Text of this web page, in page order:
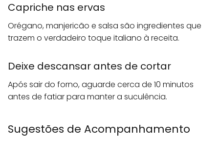
Capriche nas ervas
Orégano, manjericão e salsa são ingredientes que
trazem o verdadeiro toque italiano à receita.
Deixe descansar antes de cortar
Após sair do forno, aguarde cerca de 10 minutos
antes de fatiar para manter a suculência.
Sugestões de Acompanhamento